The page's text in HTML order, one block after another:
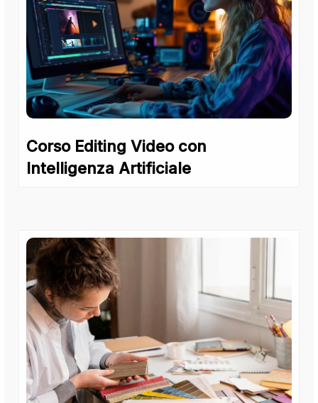
Corso Editing Video con
Intelligenza Artificiale